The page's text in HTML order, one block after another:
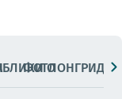
ФОТОЛОНГРИДЫ